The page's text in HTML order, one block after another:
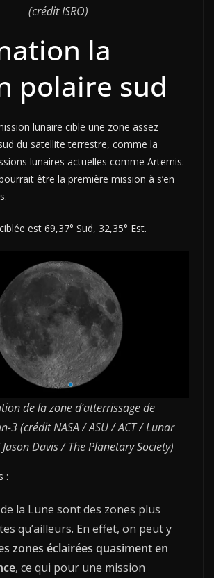
(crédit ISRO)
la
polaire sud
lunaire cible une zone assez
du satellite terrestre, comme la
lunaires actuelles comme Artemis.
être la première mission à s’en
est 69,37° Sud, 32,35° Est.
de la zone d’atterrissage de
3 (crédit NASA / ASU / ACT / Lunar
Davis / The Planetary Society)
:
la Lune sont des zones plus
qu’ailleurs. En effet, on peut y
zones éclairées quasiment en
, ce qui pour une mission